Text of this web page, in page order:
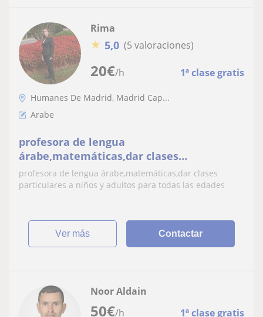
20€/h 1ª clase gratis
Rima
★ 5,0 (5 valoraciones)
Humanes De Madrid, Madrid Cap...
Árabe
profesora de lengua
árabe,matemáticas,dar clases
particulares a niños y adultos para todas
las edades
profesora de lengua árabe,matemáticas,dar clases
particulares a niños y adultos para todas las edades
ver más Contactar
50€/h 1ª clase gratis
Noor Aldain